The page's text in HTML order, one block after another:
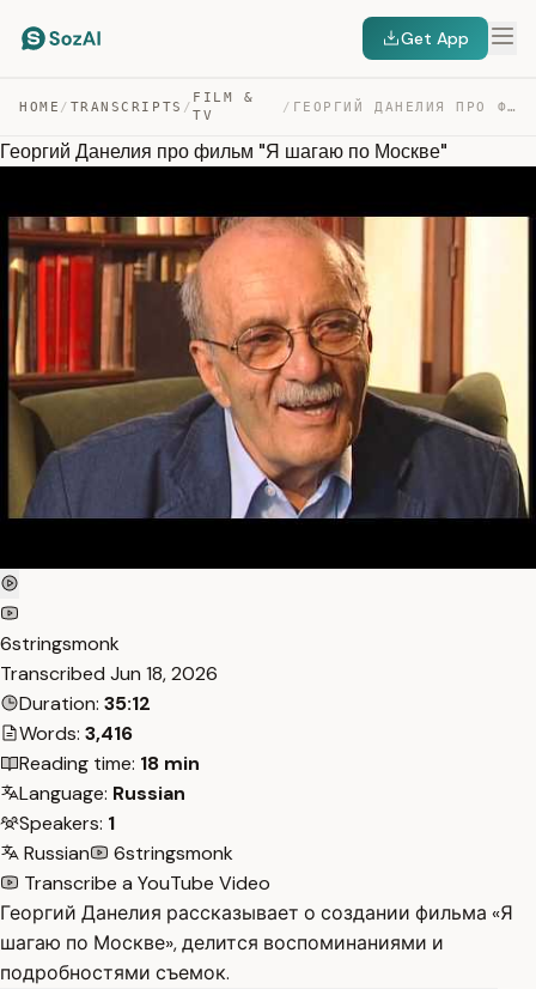
Get App
HOME / TRANSCRIPTS /
FILM &
TV
/ ГЕОРГИЙ ДАНЕЛИЯ ПРО ФИЛЬМ “Я ШАГАЮ ПО МОСКВЕ” — TRANSCRIPT
Георгий Данелия про фильм "Я шагаю по Москве"
6stringsmonk
Transcribed Jun 18, 2026
Duration: 35:12
Words: 3,416
Reading time: 18 min
Language: Russian
Speakers: 1
Russian
6stringsmonk
Transcribe a YouTube Video
Георгий Данелия рассказывает о создании фильма «Я
шагаю по Москве», делится воспоминаниями и
подробностями съемок.